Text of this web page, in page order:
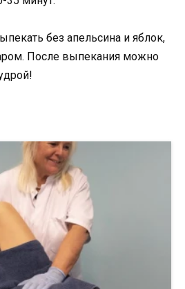
без апельсина и яблок,
После выпекания можно